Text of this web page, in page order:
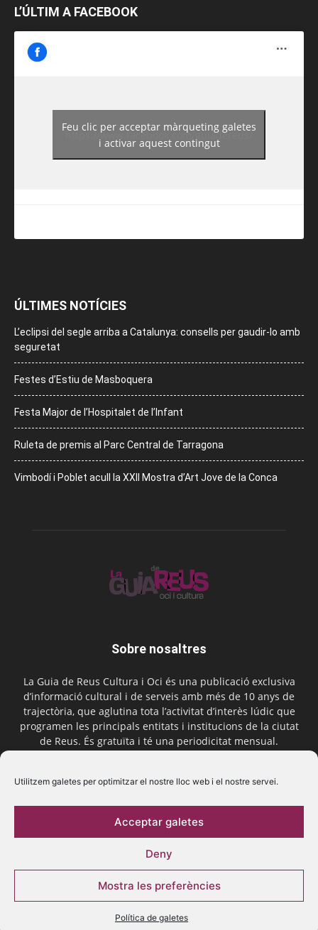
Utilitzem galetes per optimitzar el nostre lloc web i el nostre servei.
Acceptar galetes
Deny
Mostra les preferències
Política de galetes
L’ÚLTIM A FACEBOOK
https://www.facebook.com/guiadereus/
Feu clic per acceptar màrqueting galetes
i activar aquest contingut
ÚLTIMES NOTÍCIES
L’eclipsi del segle arriba a Catalunya: consells per gaudir-lo amb
seguretat
Festes d’Estiu de Masboquera
Festa Major de l’Hospitalet de l’Infant
Ruleta de premis al Parc Central de Tarragona
Vimbodí i Poblet acull la XXII Mostra d’Art Jove de la Conca
Sobre nosaltres
La Guia de Reus Cultura i Oci és una publicació exclusiva
d’informació cultural i de serveis amb més de 10 anys de
trajectòria, que aglutina tota l’activitat d’interès lúdic que
programen les principals entitats i institucions de la ciutat
de Reus. És gratuïta i té una periodicitat mensual.
Segueix-nos
© 2016 La Guia de Reus | Creada per Be Marketing